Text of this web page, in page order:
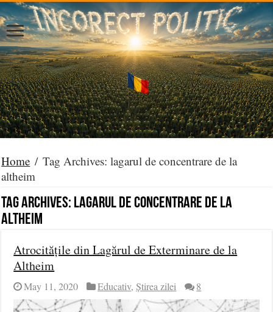
Home / Tag Archives: lagarul de concentrare de la
altheim
Tag Archives: lagarul de concentrare de la
altheim
Atrocitățile din Lagărul de Exterminare de la
Altheim
May 11, 2020 Educativ,Știrea zilei 8